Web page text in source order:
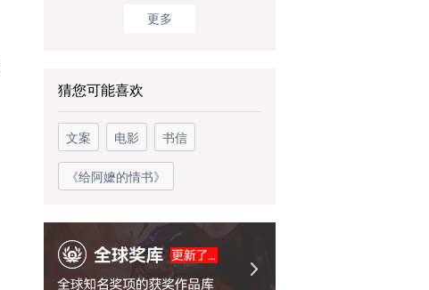
更多
猜您可能喜欢
文案 电影 书信
《给阿嬷的情书》